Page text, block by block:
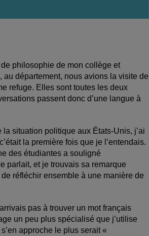
philosophie de mon collège et
au département, nous avions la visite de
refuge. Elles sont toutes les deux
passent donc d’une langue à
situation politique aux ­États-Unis, j’ai
la première fois que je l’entendais.
des étudiantes a souligné
parlait, et je trouvais sa remarque
réfléchir ensemble à une manière de
pas à trouver un mot français
un peu plus spécialisé que j’utilise
approche le plus serait «